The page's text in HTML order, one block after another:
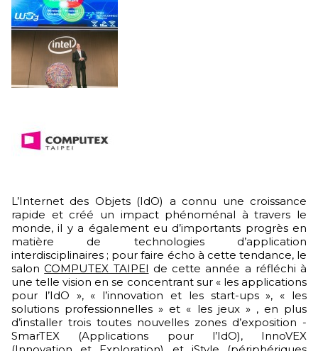
L’Internet des Objets (IdO) a connu une croissance
rapide et créé un impact phénoménal à travers le
monde, il y a également eu d’importants progrès en
matière de technologies d’application
interdisciplinaires ; pour faire écho à cette tendance, le
salonCOMPUTEX TAIPEI de cette année a réfléchi à
une telle vision en se concentrant sur « les applications
pour l’IdO », « l’innovation et les start-ups », « les
solutions professionnelles » et « les jeux » , en plus
d’installer trois toutes nouvelles zones d’exposition -
SmarTEX (Applications pour l’IdO), InnoVEX